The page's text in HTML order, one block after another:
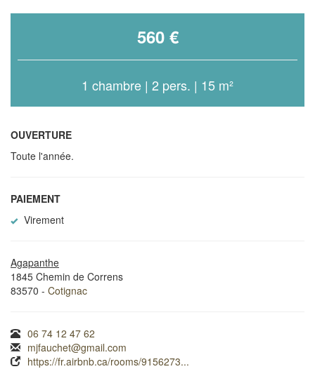
560 €
1 chambre | 2 pers. | 15 m²
OUVERTURE
Toute l'année.
PAIEMENT
Virement
Agapanthe
1845 Chemin de Correns
83570 - Cotignac
06 74 12 47 62
mjfauchet@gmail.com
https://fr.airbnb.ca/rooms/9156273...